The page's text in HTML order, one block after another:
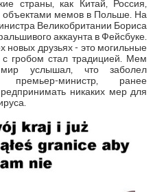
страны, как Китай, Россия,
объектами мемов в Польше. На
Великобритании Бориса
аккаунта в Фейсбуке.
друзьях - это могильные
гробом стал традицией. Мем
услышал, что заболел
премьер-министр, ранее
никаких мер для